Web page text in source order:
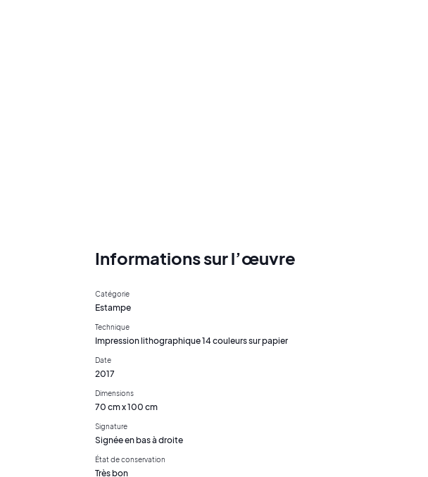
Informations sur l’œuvre
Catégorie
Estampe
Technique
Impression lithographique 14 couleurs sur papier
Date
2017
Dimensions
70 cm x 100 cm
Signature
Signée en bas à droite
État de conservation
Très bon